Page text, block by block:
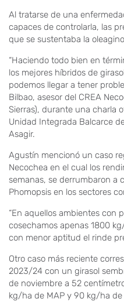
Al tratarse de una
capaces de controlarla, las
que se sustentaba la
“Haciendo todo bien en
los mejores híbridos de
podemos llegar a tener
Bilbao, asesor del CREA
Sierras), durante una charla
Unidad Integrada Balcarce
Asagir.
Agustín mencionó un caso
Necochea en el cual los
semanas, se derrumbaron a
Phomopsis en los sectores
“En aquellos ambientes con
cosechamos apenas 1800
con menor aptitud el rinde
Otro caso más reciente
2023/24 con un girasol
de noviembre a 52
kg/ha de MAP y 90 kg/ha